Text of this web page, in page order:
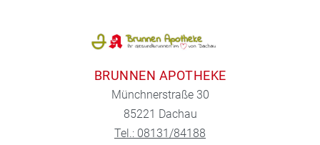
BRUNNEN APOTHEKE
Münchnerstraße 30
85221 Dachau
Tel.: 08131/84188